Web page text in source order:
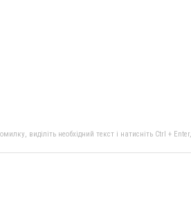
виділіть необхідний текст і натисніть Ctrl +